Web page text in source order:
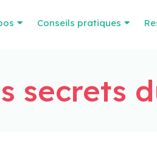
Conseils pratiques
secrets